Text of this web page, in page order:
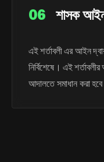
06 শাসক
এই শর্তাবলী এর আইন
নির্বিশেষে। এই
আদালতে সমাধান করা